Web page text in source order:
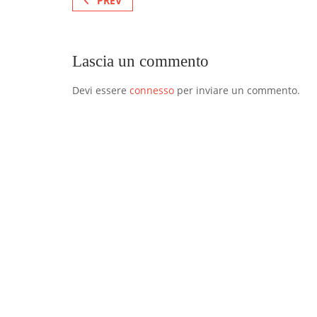
Lascia un commento
Devi essere connesso per inviare un commento.